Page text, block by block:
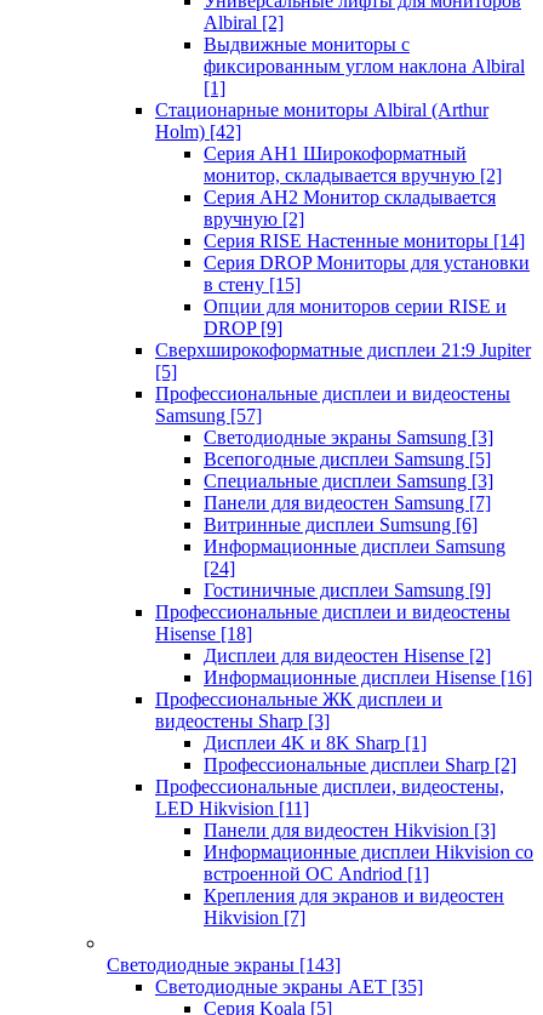
Albiral [2]
Выдвижные мониторы с
фиксированным углом наклона Albiral
[1]
Стационарные мониторы Albiral (Arthur
Holm) [42]
Серия AH1 Широкоформатный
монитор, складывается вручную [2]
Серия AH2 Монитор складывается
вручную [2]
Серия RISE Настенные мониторы [14]
Серия DROP Мониторы для установки
в стену [15]
Опции для мониторов серии RISE и
DROP [9]
Сверхширокоформатные дисплеи 21:9 Jupiter
[5]
Профессиональные дисплеи и видеостены
Samsung [57]
Светодиодные экраны Samsung [3]
Всепогодные дисплеи Samsung [5]
Специальные дисплеи Samsung [3]
Панели для видеостен Samsung [7]
Витринные дисплеи Sumsung [6]
Информационные дисплеи Samsung
[24]
Гостиничные дисплеи Samsung [9]
Профессиональные дисплеи и видеостены
Hisense [18]
Дисплеи для видеостен Hisense [2]
Информационные дисплеи Hisense [16]
Профессиональные ЖК дисплеи и
видеостены Sharp [3]
Дисплеи 4K и 8K Sharp [1]
Профессиональные дисплеи Sharp [2]
Профессиональные дисплеи, видеостены,
LED Hikvision [11]
Панели для видеостен Hikvision [3]
Информационные дисплеи Hikvision со
встроенной ОС Andriod [1]
Крепления для экранов и видеостен
Hikvision [7]
Светодиодные экраны [143]
Светодиодные экраны AET [35]
Cерия Koala [5]